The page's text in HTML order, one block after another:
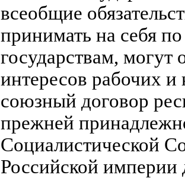
всеобщие
принимать на себя
государствам,
интересов рабочих
союзный договор
прежней
Социалистической
Российской империи